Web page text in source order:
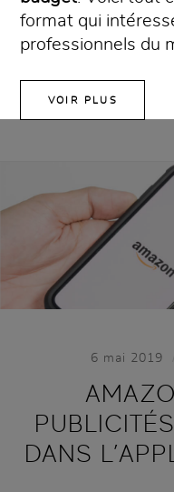
format qui
professionnels du
VOIR PLUS
6 mai 2019
DANS